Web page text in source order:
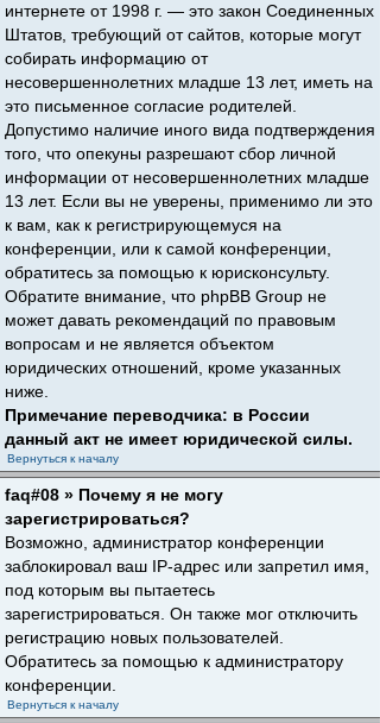
интернете от 1998 г. — это закон Соединенных
Штатов, требующий от сайтов, которые могут
собирать информацию от
несовершеннолетних младше 13 лет, иметь на
это письменное согласие родителей.
Допустимо наличие иного вида подтверждения
того, что опекуны разрешают сбор личной
информации от несовершеннолетних младше
13 лет. Если вы не уверены, применимо ли это
к вам, как к регистрирующемуся на
конференции, или к самой конференции,
обратитесь за помощью к юрисконсульту.
Обратите внимание, что phpBB Group не
может давать рекомендаций по правовым
вопросам и не является объектом
юридических отношений, кроме указанных
ниже.
Примечание переводчика: в России
данный акт не имеет юридической силы.
Вернуться к началу
faq#08 » Почему я не могу
зарегистрироваться?
Возможно, администратор конференции
заблокировал ваш IP-адрес или запретил имя,
под которым вы пытаетесь
зарегистрироваться. Он также мог отключить
регистрацию новых пользователей.
Обратитесь за помощью к администратору
конференции.
Вернуться к началу